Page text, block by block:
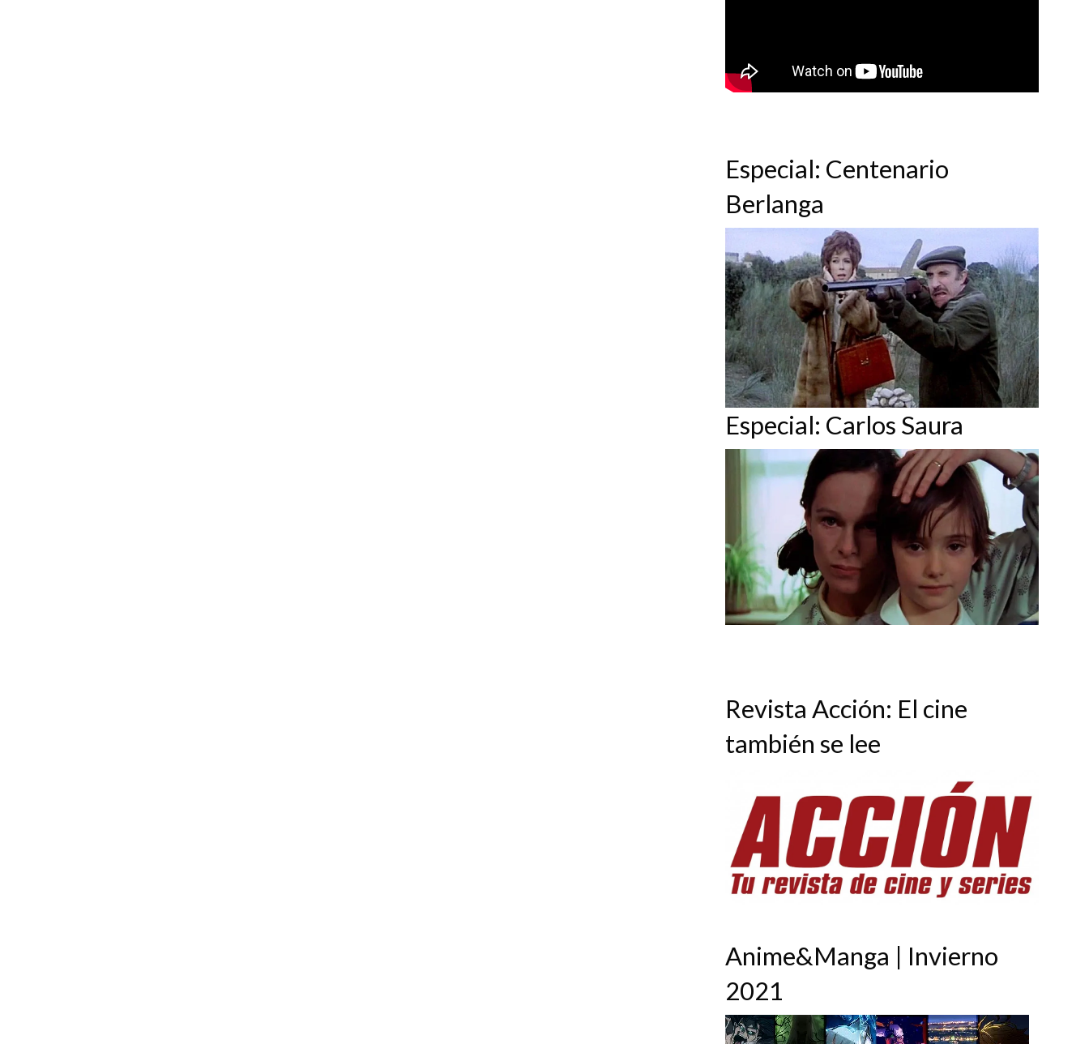
Especial: Centenario
Berlanga
Especial: Carlos Saura
Revista Acción: El cine
también se lee
Anime&Manga | Invierno
2021